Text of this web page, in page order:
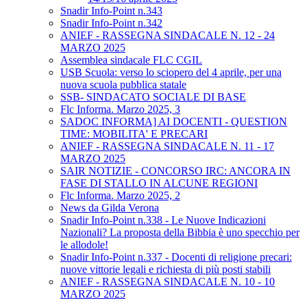
Snadir Info-Point n.343
Snadir Info-Point n.342
ANIEF - RASSEGNA SINDACALE N. 12 - 24
MARZO 2025
Assemblea sindacale FLC CGIL
USB Scuola: verso lo sciopero del 4 aprile, per una
nuova scuola pubblica statale
SSB- SINDACATO SOCIALE DI BASE
Flc Informa. Marzo 2025, 3
SADOC INFORMA] AI DOCENTI - QUESTION
TIME: MOBILITA' E PRECARI
ANIEF - RASSEGNA SINDACALE N. 11 - 17
MARZO 2025
SAIR NOTIZIE - CONCORSO IRC: ANCORA IN
FASE DI STALLO IN ALCUNE REGIONI
Flc Informa. Marzo 2025, 2
News da Gilda Verona
Snadir Info-Point n.338 - Le Nuove Indicazioni
Nazionali? La proposta della Bibbia è uno specchio per
le allodole!
Snadir Info-Point n.337 - Docenti di religione precari:
nuove vittorie legali e richiesta di più posti stabili
ANIEF - RASSEGNA SINDACALE N. 10 - 10
MARZO 2025